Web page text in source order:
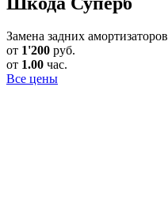
Замена задних амортизаторов
от 1'200 руб.
от 1.00 час.
Все цены